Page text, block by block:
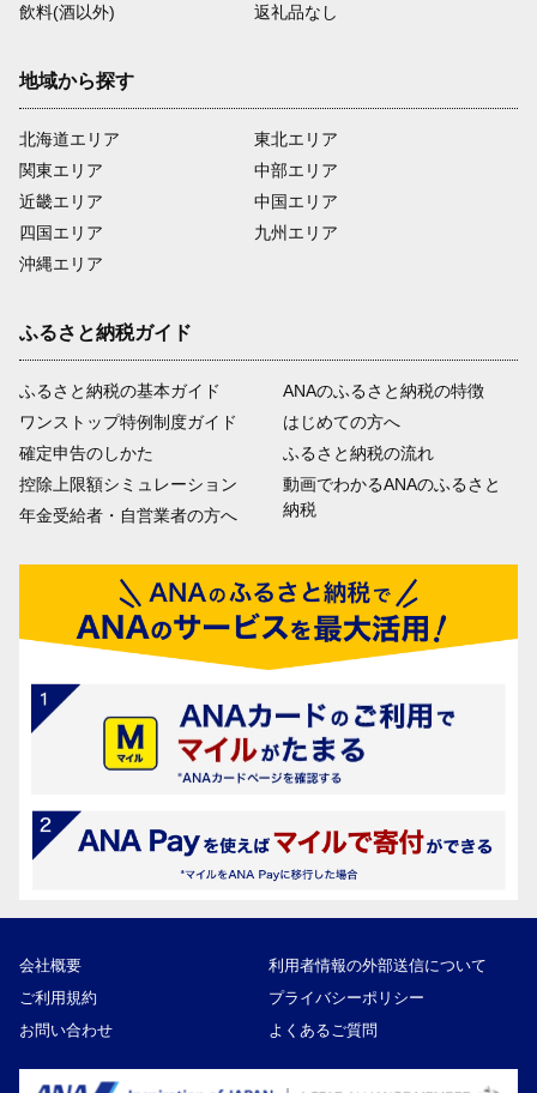
飲料(酒以外)
返礼品なし
地域から探す
北海道エリア
関東エリア
近畿エリア
四国エリア
沖縄エリア
東北エリア
中部エリア
中国エリア
九州エリア
ふるさと納税ガイド
ふるさと納税の基本ガイド
ワンストップ特例制度ガイド
確定申告のしかた
控除上限額シミュレーション
年金受給者・自営業者の方へ
ANAのふるさと納税の特徴
はじめての方へ
ふるさと納税の流れ
動画でわかるANAのふるさと
納税
会社概要
利用者情報の外部送信について
ご利用規約
プライバシーポリシー
お問い合わせ
よくあるご質問